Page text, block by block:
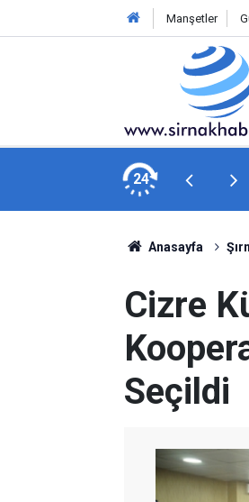
Manşetler
24
"Halk bol miktarda palamut yiyecek"
Anasayfa
Cizre
Seçildi